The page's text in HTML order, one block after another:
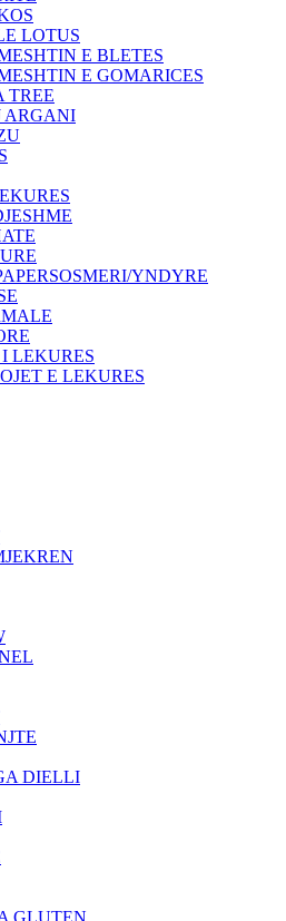
LOTUS
E BLETES
E GOMARICES
TREE
ARGANI
YNDYRE
LEKURES
E LEKURES
DIELLI
GLUTEN